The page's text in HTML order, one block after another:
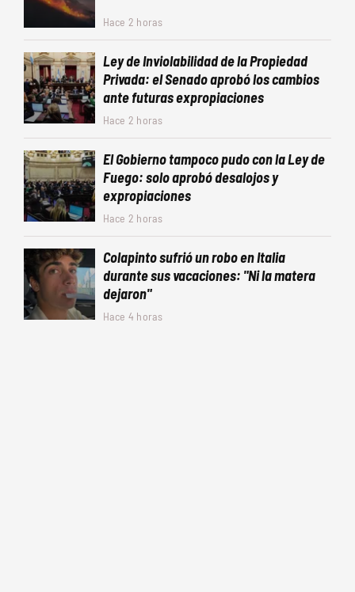
Hace 2 horas
Ley de Inviolabilidad de la Propiedad
Privada: el Senado aprobó los cambios
ante futuras expropiaciones
Hace 2 horas
El Gobierno tampoco pudo con la Ley de
Fuego: solo aprobó desalojos y
expropiaciones
Hace 2 horas
Colapinto sufrió un robo en Italia
durante sus vacaciones: "Ni la matera
dejaron"
Hace 4 horas